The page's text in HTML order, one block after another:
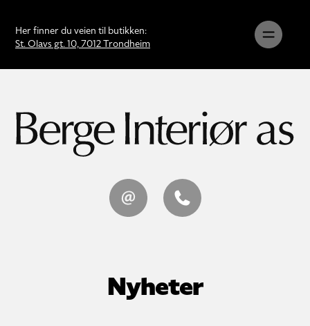
Her finner du veien til butikken:
St. Olavs gt. 10, 7012 Trondheim
Nyheter